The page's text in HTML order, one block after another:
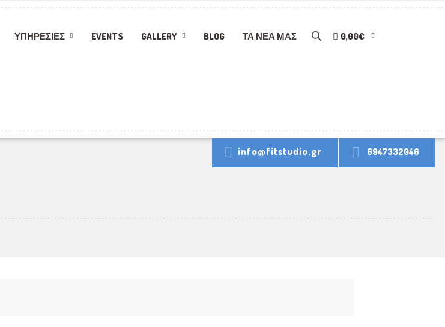
ΥΠΗΡΕΣΊΕΣ EVENTS GALLERY BLOG ΤΑ ΝΈΑ ΜΑΣ 0,00€
info@fitstudio.gr 6947332046